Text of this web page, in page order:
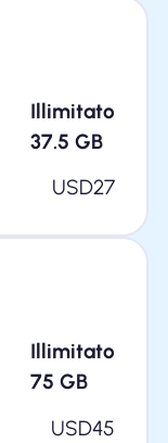
Illimitato
37.5 GB
USD27
Illimitato
75 GB
USD45